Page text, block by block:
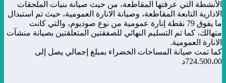
الأنشطة التي عرفتها المقاطعة، من حيث صيانة بنيات الملحقات
الادارية التابعة المقاطعة، وصيانة الانارة العمومية، حيث تم استبدال
ما يفوق 79 نقطة إنارة عمومية من نوع صوديوم، والتي كانت
متهالك، كما تم التسليم النهائي للصفقتين المتعلقتين بصيانة منشآت
الانارة العمومية.
كما تمت صيانة المساحات الخضراء بمبلغ إجمالي يصل إلى
724.500،00د